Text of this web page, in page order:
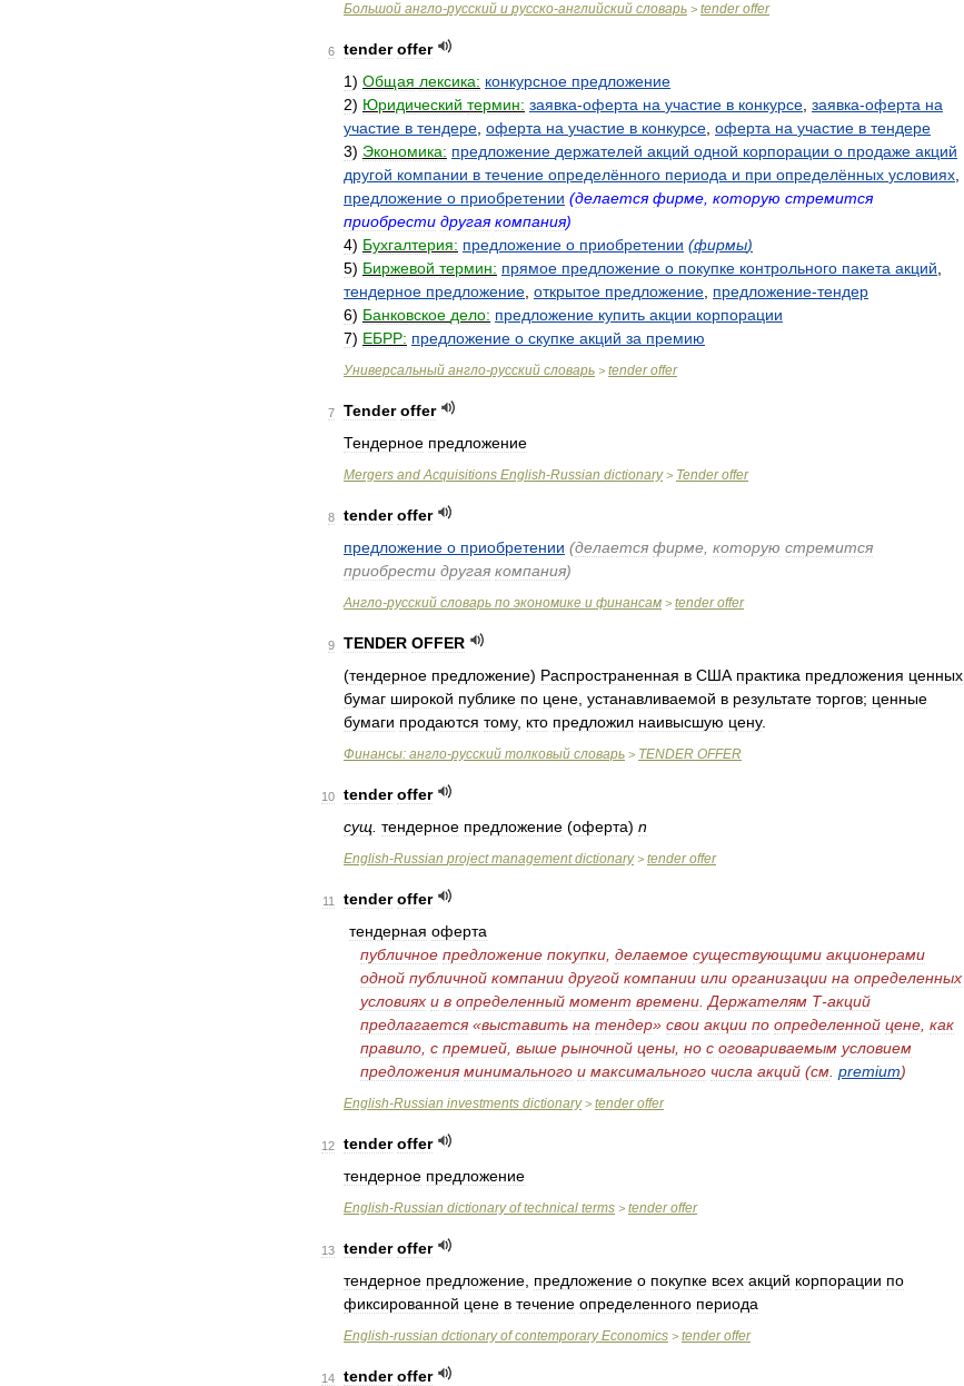
Большой англо-русский и русско-английский словарь > tender offer
6 tender offer
1) Общая лексика: конкурсное предложение
2) Юридический термин: заявка-оферта на участие в конкурсе заявка-оферта на
участие в тендере оферта на участие в конкурсе оферта на участие в тендере
3) Экономика: предложение держателей акций одной корпорации о продаже акций
другой компании в течение определённого периода и при определённых условиях
предложение о приобретении (делается фирме которую стремится
приобрести другая компания)
4) Бухгалтерия: предложение о приобретении (фирмы)
5) Биржевой термин: прямое предложение о покупке контрольного пакета акций
тендерное предложение открытое предложение предложение-тендер
6) Банковское дело: предложение купить акции корпорации
7) ЕБРР: предложение о скупке акций за премию
Универсальный англо-русский словарь > tender offer
7 Tender offer
Тендерное предложение
Mergers and Acquisitions English-Russian dictionary> Tender offer
8 tender offer
предложение о приобретении (делается фирме которую стремится
приобрести другая компания)
Англо-русский словарь по экономике и финансам > tender offer
9 TENDER OFFER
(тендерное предложение) Распространенная в США практика предложения ценных
бумаг широкой публике по цене устанавливаемой в результате торгов; ценные
бумаги продаются тому, кто предложил наивысшую цену.
Финансы: англо-русский толковый словарь > TENDER OFFER
10 tender offer
сущ тендерное предложение (оферта) n
English-Russian project management dictionary> tender offer
11 tender offer
тендерная оферта
публичное предложение покупки делаемое существующими акционерами
одной публичной компании другой компании или организации на определенных
условиях и в определенный момент времени Держателям Т-акций
предлагается «выставить на тендер» свои акции по определенной цене как
правило с премией выше рыночной цены но с оговариваемым условием
предложения минимального и максимального числа акций (см premium)
English-Russian investments dictionary> tender offer
12 tender offer
тендерное предложение
English-Russian dictionary of technical terms > tender offer
13 tender offer
тендерное предложение предложение о покупке всех акций корпорации по
фиксированной цене в течение определенного периода
English-russian dctionary of contemporary Economics > tender offer
14 tender offer